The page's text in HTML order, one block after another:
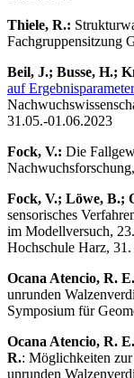
Thiele, R.:
Fachgruppensitzung
Beil, J.; Busse, H.;
auf
31.05.-01.06.2023
Fock, V.: Die
Fock, V.; Löwe, B.;
sensorisches
im Modellversuch,
Hochschule Harz,
Ocana Atencio, R. E.
unrunden
Symposium für
Ocana Atencio, R.
R.: Möglichkeiten zur
unrunden